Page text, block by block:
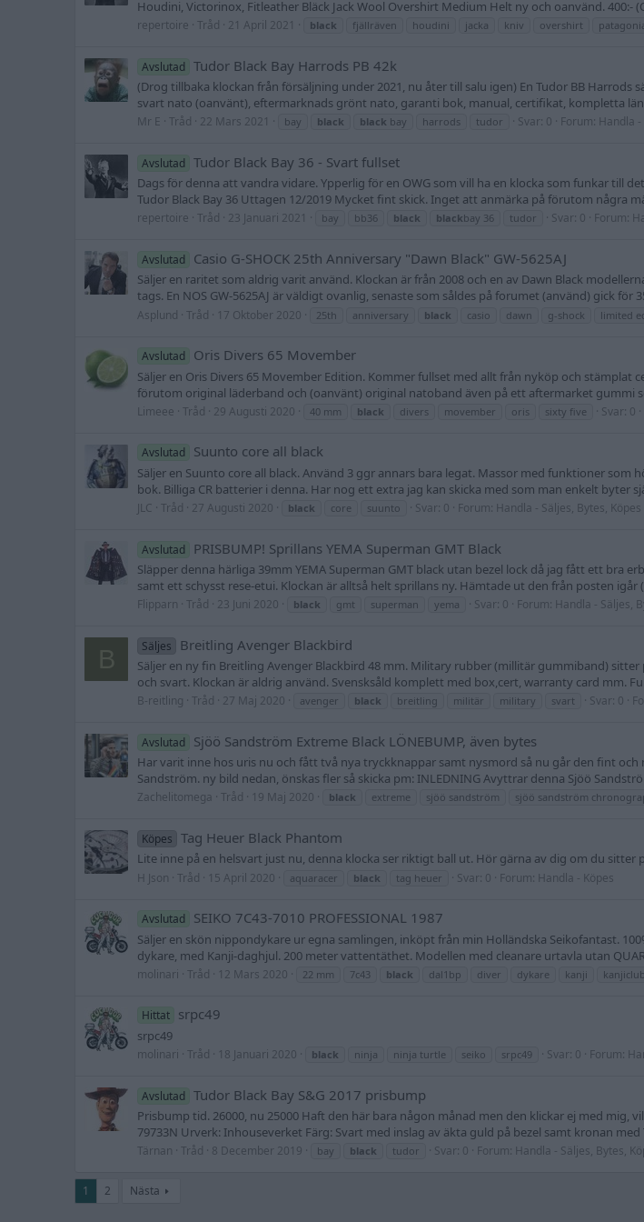
Houdini, Victorinox, Fitleather Bläck Jack Wool Overshirt Medium Helt ny och oanvänd. 400:-
repertoire Tråd 21 April 2021 black fjällräven houdini jacka kniv overshirt
Avslutad Tudor Black Bay Harrods PB 42k
(Drog tillbaka klockan från försäljning under 2021, nu åter till salu igen) En Tudor BB
svart nato (oanvänt), eftermarknads grönt nato, garanti bok, manual, certifikat, kompletta
Mr E Tråd 22 Mars 2021 bay black black bay harrods tudor Svar: 0 Forum: Handla -
Avslutad Tudor Black Bay 36 - Svart fullset
Dags för denna att vandra vidare. Ypperlig för en OWG som vill ha en klocka som funkar till
Tudor Black Bay 36 Uttagen 12/2019 Mycket fint skick. Inget att anmärka på förutom några
repertoire Tråd 23 Januari 2021 bay bb36 black blackbay 36 tudor Svar: 0 Forum:
Avslutad Casio G-SHOCK 25th Anniversary "Dawn Black" GW-5625AJ
Säljer en raritet som aldrig varit använd. Klockan är från 2008 och en av Dawn Black
tags. En NOS GW-5625AJ är väldigt ovanlig, senaste som såldes på forumet (använd) gick för
Asplund Tråd 17 Oktober 2020 25th anniversary black casio dawn g-shock limited
Avslutad Oris Divers 65 Movember
Säljer en Oris Divers 65 Movember Edition. Kommer fullset med allt från nyköp och
förutom original läderband och (oanvänt) original natoband även på ett aftermarket gummi
Limeee Tråd 29 Augusti 2020 40 mm black divers movember oris sixty five Svar: 0
Avslutad Suunto core all black
Säljer en Suunto core all black. Använd 3 ggr annars bara legat. Massor med funktioner
bok. Billiga CR batterier i denna. Har nog ett extra jag kan skicka med som man enkelt byter
JLC Tråd 27 Augusti 2020 black core suunto Svar: 0 Forum: Handla - Säljes, Bytes, Köpes
Avslutad PRISBUMP! Sprillans YEMA Superman GMT Black
Släpper denna härliga 39mm YEMA Superman GMT black utan bezel lock då jag fått ett bra
samt ett schysst rese-etui. Klockan är alltså helt sprillans ny. Hämtade ut den från posten igår
Flipparn Tråd 23 Juni 2020 black gmt superman yema Svar: 0 Forum: Handla - Säljes,
Säljes Breitling Avenger Blackbird
Säljer en ny fin Breitling Avenger Blackbird 48 mm. Military rubber (millitär gummiband)
och svart. Klockan är aldrig använd. Svensksåld komplett med box,cert, warranty card mm.
B-reitling Tråd 27 Maj 2020 avenger black breitling militär military svart Svar: 0
Avslutad Sjöö Sandström Extreme Black LÖNEBUMP, även bytes
Har varit inne hos uris nu och fått två nya tryckknappar samt nysmord så nu går den fint
Sandström. ny bild nedan, önskas fler så skicka pm: INLEDNING Avyttrar denna Sjöö
Zachelitomega Tråd 19 Maj 2020 black extreme sjöö sandström sjöö sandström
Köpes Tag Heuer Black Phantom
Lite inne på en helsvart just nu, denna klocka ser riktigt ball ut. Hör gärna av dig om du sitter
H Json Tråd 15 April 2020 aquaracer black tag heuer Svar: 0 Forum: Handla - Köpes
Avslutad SEIKO 7C43-7010 PROFESSIONAL 1987
Säljer en skön nippondykare ur egna samlingen, inköpt från min Holländska Seikofantast.
dykare, med Kanji-daghjul. 200 meter vattentäthet. Modellen med cleanare urtavla utan
molinari Tråd 12 Mars 2020 22 mm 7c43 black dal1bp diver dykare kanji kanjiclub
Hittat srpc49
srpc49
molinari Tråd 18 Januari 2020 black ninja ninja turtle seiko srpc49 Svar: 0 Forum:
Avslutad Tudor Black Bay S&G 2017 prisbump
Prisbump tid. 26000, nu 25000 Haft den här bara någon månad men den klickar ej med mig,
79733N Urverk: Inhouseverket Färg: Svart med inslag av äkta guld på bezel samt kronan med
Tärnan Tråd 8 December 2019 bay black tudor Svar: 0 Forum: Handla - Säljes, Bytes,
1 2 Nästa